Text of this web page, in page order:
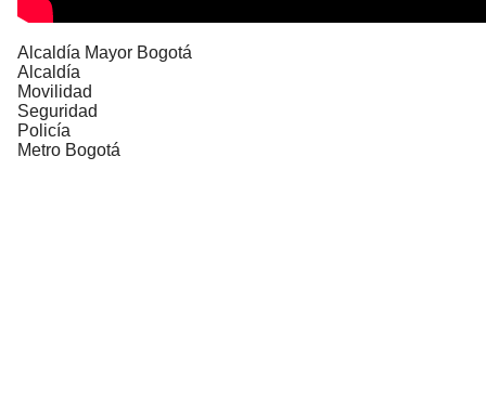
Alcaldía Mayor Bogotá
Alcaldía
Movilidad
Seguridad
Policía
Metro Bogotá